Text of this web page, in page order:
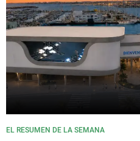
EL RESUMEN DE LA SEMANA